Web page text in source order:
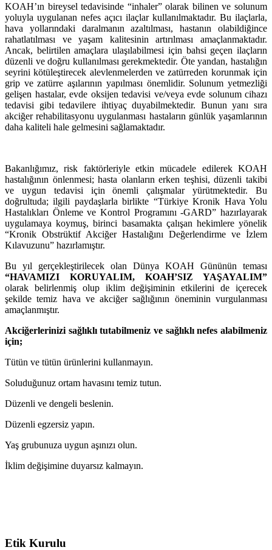
KOAH’ın bireysel tedavisinde “inhaler” olarak bilinen ve solunum
yoluyla uygulanan nefes açıcı ilaçlar kullanılmaktadır. Bu ilaçlarla,
hava yollarındaki daralmanın azaltılması, hastanın olabildiğince
rahatlatılması ve yaşam kalitesinin artırılması amaçlanmaktadır.
Ancak, belirtilen amaçlara ulaşılabilmesi için bahsi geçen ilaçların
düzenli ve doğru kullanılması gerekmektedir. Öte yandan, hastalığın
seyrini kötüleştirecek alevlenmelerden ve zatürreden korunmak için
grip ve zatürre aşılarının yapılması önemlidir. Solunum yetmezliği
gelişen hastalar, evde oksijen tedavisi ve/veya evde solunum cihazı
tedavisi gibi tedavilere ihtiyaç duyabilmektedir. Bunun yanı sıra
akciğer rehabilitasyonu uygulanması hastaların günlük yaşamlarının
daha kaliteli hale gelmesini sağlamaktadır.
Bakanlığımız, risk faktörleriyle etkin mücadele edilerek KOAH
hastalığının önlenmesi; hasta olanların erken teşhisi, düzenli takibi
ve uygun tedavisi için önemli çalışmalar yürütmektedir. Bu
doğrultuda; ilgili paydaşlarla birlikte “Türkiye Kronik Hava Yolu
Hastalıkları Önleme ve Kontrol Programını -GARD” hazırlayarak
uygulamaya koymuş, birinci basamakta çalışan hekimlere yönelik
“Kronik Obstrüktif Akciğer Hastalığını Değerlendirme ve İzlem
Kılavuzunu” hazırlamıştır.
Bu yıl gerçekleştirilecek olan Dünya KOAH Gününün teması
“HAVAMIZI KORUYALIM, KOAH’SIZ YAŞAYALIM”
olarak belirlenmiş olup iklim değişiminin etkilerini de içerecek
şekilde temiz hava ve akciğer sağlığının öneminin vurgulanması
amaçlanmıştır.
Akciğerlerinizi sağlıklı tutabilmeniz ve sağlıklı nefes alabilmeniz
için;
Tütün ve tütün ürünlerini kullanmayın.
Soluduğunuz ortam havasını temiz tutun.
Düzenli ve dengeli beslenin.
Düzenli egzersiz yapın.
Yaş grubunuza uygun aşınızı olun.
İklim değişimine duyarsız kalmayın.
Etik Kurulu